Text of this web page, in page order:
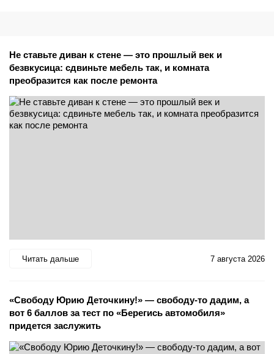
Не ставьте диван к стене — это прошлый век и
безвкусица: сдвиньте мебель так, и комната
преобразится как после ремонта
Читать дальше 7 августа 2026
«Свободу Юрию Деточкину!» — свободу-то дадим, а
вот 6 баллов за тест по «Берегись автомобиля»
придется заслужить